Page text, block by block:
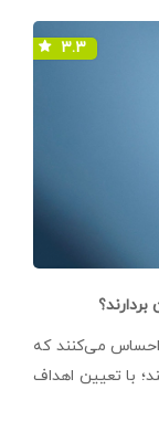
۳.۳
احساس می‌کنند که
با تعیین اهداف